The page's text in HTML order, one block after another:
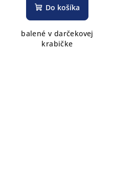
Do košíka
balené v darčekovej
krabičke